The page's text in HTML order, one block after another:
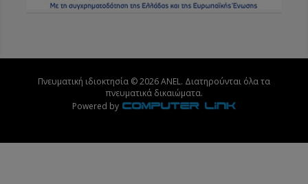
Πνευματική ιδιοκτησία © 2026 ANEL. Διατηρούνται όλα τα
πνευματικά δικαιώματα.
Powered by